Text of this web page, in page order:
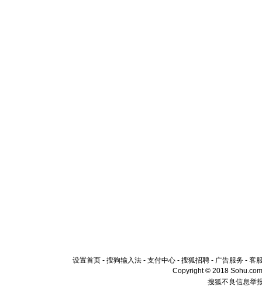
设置首页 - 搜狗输入法 - 支付中心 - 搜狐招聘 - 广告服务 - 客
Copyright © 2018
搜狐不良信息举